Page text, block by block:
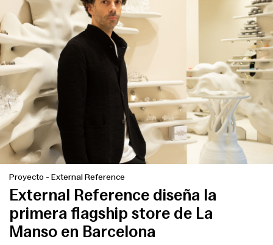
Proyecto - External Reference
External Reference diseña la
primera flagship store de La
Manso en Barcelona